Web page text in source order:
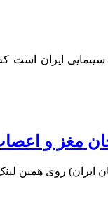
مغز و
ایران) روی همین